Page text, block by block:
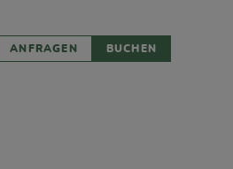
ANFRAGEN BUCHEN